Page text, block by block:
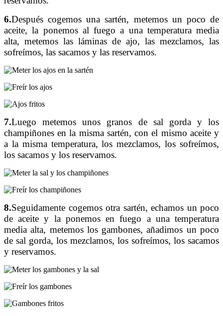
6.Después cogemos una sartén, metemos un poco de
aceite, la ponemos al fuego a una temperatura media
alta, metemos las láminas de ajo, las mezclamos, las
sofreímos, las sacamos y las reservamos.
7.Luego metemos unos granos de sal gorda y los
champiñones en la misma sartén, con el mismo aceite y
a la misma temperatura, los mezclamos, los sofreímos,
los sacamos y los reservamos.
8.Seguidamente cogemos otra sartén, echamos un poco
de aceite y la ponemos en fuego a una temperatura
media alta, metemos los gambones, añadimos un poco
de sal gorda, los mezclamos, los sofreímos, los sacamos
y reservamos.